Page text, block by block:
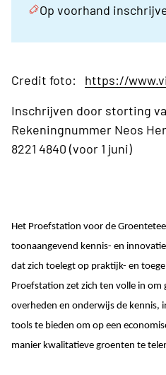
Op voorhand
Credit foto: https://
Inschrijven door storting
Rekeningnummer Neos
8221 4840 (voor 1 juni)
Het Proefstation voor de
toonaangevend kennis- en
dat zich toelegt op praktijk- en
Proefstation zet zich ten volle in
overheden en onderwijs de kennis,
tools te bieden om op een
manier kwalitatieve groenten te